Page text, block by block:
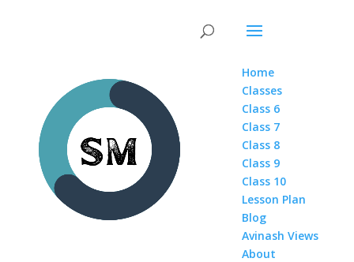
Home
Classes
Class 6
Class 7
Class 8
Class 9
Class 10
Lesson Plan
Blog
Avinash Views
About